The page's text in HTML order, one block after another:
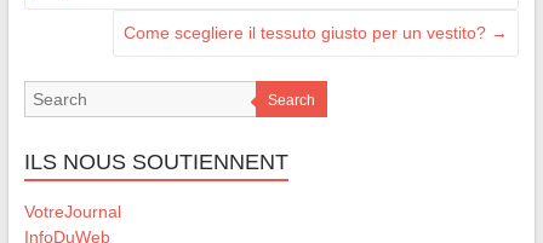
Come scegliere il tessuto giusto per un vestito? →
Search
ILS NOUS SOUTIENNENT
VotreJournal
InfoDuWeb